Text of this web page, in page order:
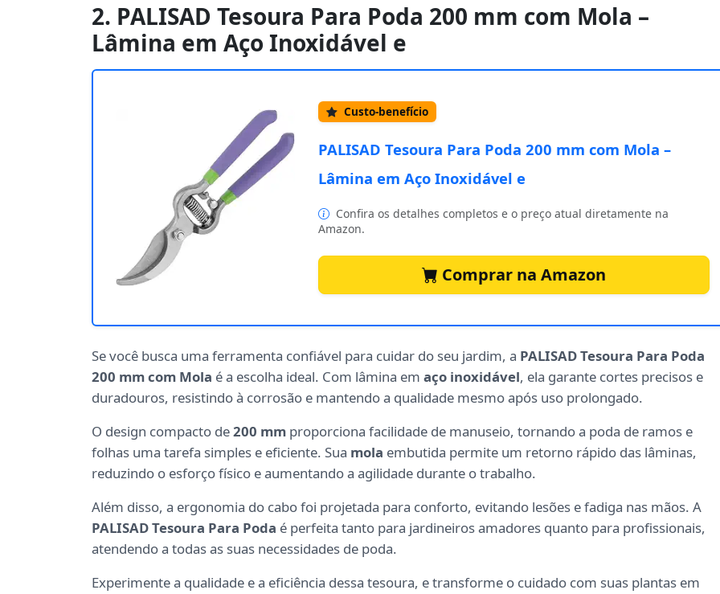
2. PALISAD Tesoura Para Poda 200 mm com Mola –
Lâmina em Aço Inoxidável e
Custo-benefício
PALISAD Tesoura Para Poda 200 mm com Mola –
Lâmina em Aço Inoxidável e
Confira os detalhes completos e o preço atual diretamente na
Amazon.
Comprar na Amazon
Se você busca uma ferramenta confiável para cuidar do seu jardim, a PALISAD Tesoura Para Poda
200 mm com Mola é a escolha ideal. Com lâmina em aço inoxidável, ela garante cortes precisos e
duradouros, resistindo à corrosão e mantendo a qualidade mesmo após uso prolongado.
O design compacto de200 mm proporciona facilidade de manuseio, tornando a poda de ramos e
folhas uma tarefa simples e eficiente. Sua mola embutida permite um retorno rápido das lâminas,
reduzindo o esforço físico e aumentando a agilidade durante o trabalho.
Além disso, a ergonomia do cabo foi projetada para conforto, evitando lesões e fadiga nas mãos. A
PALISAD Tesoura Para Poda é perfeita tanto para jardineiros amadores quanto para profissionais,
atendendo a todas as suas necessidades de poda.
Experimente a qualidade e a eficiência dessa tesoura, e transforme o cuidado com suas plantas em